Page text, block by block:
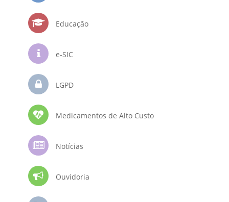
Educação
e-SIC
LGPD
Medicamentos de Alto Custo
Notícias
Ouvidoria